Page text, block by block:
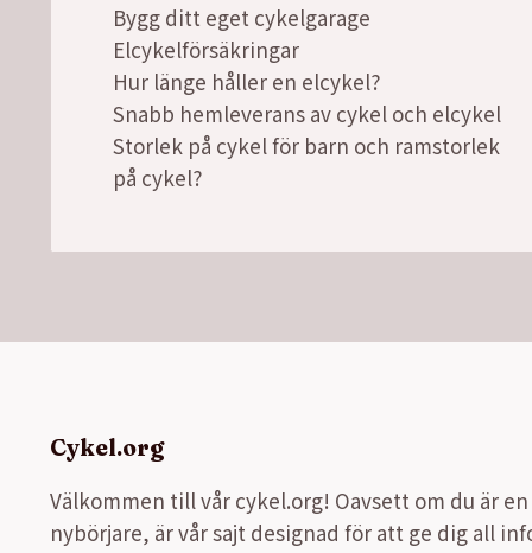
Bygg ditt eget cykelgarage
Elcykelförsäkringar
Hur länge håller en elcykel?
Snabb hemleverans av cykel och elcykel
Storlek på cykel för barn och ramstorlek
på cykel?
Cykel.org
Välkommen till vår cykel.org! Oavsett om du är
nybörjare, är vår sajt designad för att ge dig all